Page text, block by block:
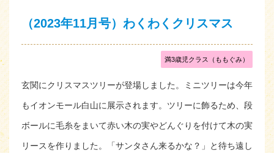
（2023年11月号）わくわくクリスマス
満3歳児クラス（ももぐみ）
玄関にクリスマスツリーが登場しました。ミニツリーは今年
もイオンモール白山に展示されます。ツリーに飾るため、段
ボールに毛糸をまいて赤い木の実やどんぐりを付けて木の実
リースを作りました。「サンタさん来るかな？」と待ち遠し